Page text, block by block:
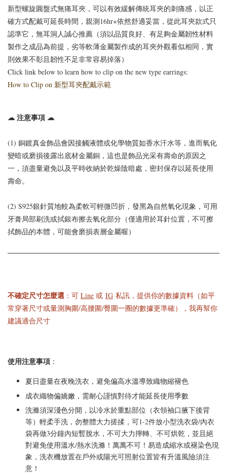
新型螺旋圓盤式無痛耳夾，可以有效緩解傳統耳夾的刺痛感，以正
確方式配戴可延長時間，親測16hr+依然舒適妥當，從此耳夾款式只
認準它， 無耳洞人誠心推薦（須以品質良好、有足夠金屬韌性材料
製作之成品為前提，劣等軟薄金屬製作成的耳夾外觀看似相同，實
則效果不彰且韌性不足非常容易掉落）
Click link below to learn how to clip on the new type earrings:
How to Clip on 新型耳夾配戴示範
☁ 注意事項 ☁
(1) 銅鍍真金飾品會因接觸液體或化學物質如香水汗水等，進而氧化
變暗或磨損後露出底材金屬銅，這也是飾品光采有壽命的原因之
一，須盡量避免以及平時收納於乾燥陰暗處，密封保存以延長使用
壽命。
(2) S925銀針質地較為柔軟可輕微凹折，發黑為自然氧化現象，可用
牙膏局部刷洗或拭銀布擦去氧化部分（僅適用於耳針位置，不可擦
拭飾品的本體，可能會磨損表層金屬喔）
不確定尺寸怎麼選 ：可 Line 或 IG 私訊，提供你的數據資料（如平
常穿著尺寸或量測胸圍/高腰圍/臀圍一圈的數據更準確），我再幫你
建議適合尺寸
使用注意事項 ：
夏日盡量在夜晚洗衣，避免偏高水溫導致織物縮褪色
成衣織物偏嬌嫩，需耐心謹慎對待才能延長使用季數
洗滌須深淺色分開，以冷水於重點部位（衣領袖口腋下後背
等）輕柔手洗，勿整體大力搓揉，可1-2件放小型洗衣袋/內衣
袋再做3分鐘內短暫脫水，不可大力擰轉、不可烘乾，並且絕
對避免使用溫水/熱水洗滌！萬萬不可！易造成縮水或褪染色現
象，洗衣機放置在戶外或陽光可照射位置皆有升溫風險須注
意！